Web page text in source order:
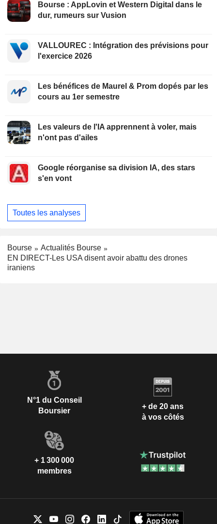
Bourse : AppLovin et Western Digital dans le
dur, rumeurs sur Vusion
VALLOUREC : Intégration des prévisions pour
l'exercice 2026
Les bénéfices de Maurel & Prom dopés par les
cours au 1er semestre
Les valeurs de l'IA apprennent à voler, mais
n'ont pas d'ailes
Google réorganise sa division IA, des stars
s'en vont
Toutes les analyses
Bourse
Actualités Bourse
EN DIRECT-Les USA disent avoir abattu des drones
iraniens
N°1 du Conseil
Boursier
+ de 20 ans
à vos côtés
+ 1 300 000
membres